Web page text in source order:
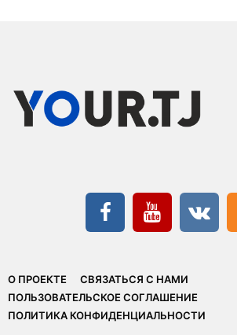
О ПРОЕКТЕ
СВЯЗАТЬСЯ С НАМИ
ПОЛЬЗОВАТЕЛЬСКОЕ СОГЛАШЕНИЕ
ПОЛИТИКА КОНФИДЕНЦИАЛЬНОСТИ